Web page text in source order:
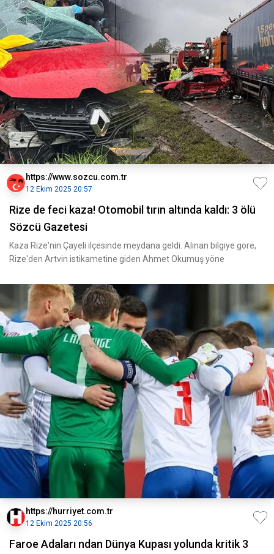
https://www.sozcu.com.tr
12 Ekim 2025 20:57
Rize de feci kaza! Otomobil tırın altında kaldı: 3 ölü
Sözcü Gazetesi
Kaza Rize'nin Çayeli ilçesinde meydana geldi. Alınan bilgiye göre,
Rize'den Artvin istikametine giden Ahmet Okumuş yöne
https://hurriyet.com.tr
12 Ekim 2025 20:56
Faroe Adaları ndan Dünya Kupası yolunda kritik 3